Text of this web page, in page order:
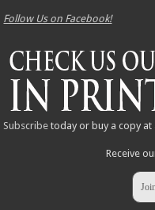
Follow Us on Facebook!
Subscribe today or buy a copy at
Receive